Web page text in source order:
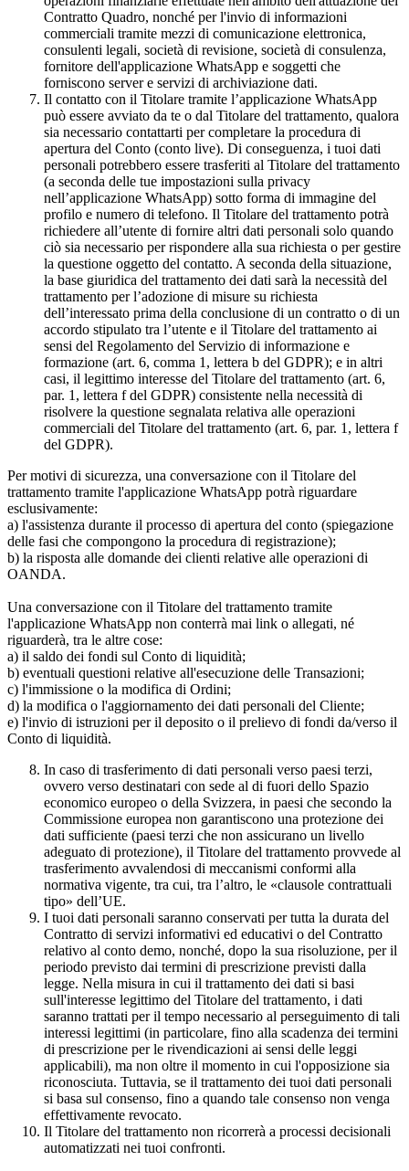
Contratto Quadro, nonché per l'invio di informazioni
commerciali tramite mezzi di comunicazione elettronica,
consulenti legali, società di revisione, società di consulenza,
fornitore dell'applicazione WhatsApp e soggetti che
forniscono server e servizi di archiviazione dati.
Il contatto con il Titolare tramite l’applicazione WhatsApp
può essere avviato da te o dal Titolare del trattamento, qualora
sia necessario contattarti per completare la procedura di
apertura del Conto (conto live). Di conseguenza, i tuoi dati
personali potrebbero essere trasferiti al Titolare del trattamento
(a seconda delle tue impostazioni sulla privacy
nell’applicazione WhatsApp) sotto forma di immagine del
profilo e numero di telefono. Il Titolare del trattamento potrà
richiedere all’utente di fornire altri dati personali solo quando
ciò sia necessario per rispondere alla sua richiesta o per gestire
la questione oggetto del contatto. A seconda della situazione,
la base giuridica del trattamento dei dati sarà la necessità del
trattamento per l’adozione di misure su richiesta
dell’interessato prima della conclusione di un contratto o di un
accordo stipulato tra l’utente e il Titolare del trattamento ai
sensi del Regolamento del Servizio di informazione e
formazione (art. 6, comma 1, lettera b del GDPR); e in altri
casi, il legittimo interesse del Titolare del trattamento (art. 6,
par. 1, lettera f del GDPR) consistente nella necessità di
risolvere la questione segnalata relativa alle operazioni
commerciali del Titolare del trattamento (art. 6, par. 1, lettera f
del GDPR).
Per motivi di sicurezza, una conversazione con il Titolare del
trattamento tramite l'applicazione WhatsApp potrà riguardare
esclusivamente:
a) l'assistenza durante il processo di apertura del conto (spiegazione
delle fasi che compongono la procedura di registrazione);
b) la risposta alle domande dei clienti relative alle operazioni di
OANDA.
Una conversazione con il Titolare del trattamento tramite
l'applicazione WhatsApp non conterrà mai link o allegati, né
riguarderà, tra le altre cose:
a) il saldo dei fondi sul Conto di liquidità;
b) eventuali questioni relative all'esecuzione delle Transazioni;
c) l'immissione o la modifica di Ordini;
d) la modifica o l'aggiornamento dei dati personali del Cliente;
e) l'invio di istruzioni per il deposito o il prelievo di fondi da/verso il
Conto di liquidità.
In caso di trasferimento di dati personali verso paesi terzi,
ovvero verso destinatari con sede al di fuori dello Spazio
economico europeo o della Svizzera, in paesi che secondo la
Commissione europea non garantiscono una protezione dei
dati sufficiente (paesi terzi che non assicurano un livello
adeguato di protezione), il Titolare del trattamento provvede al
trasferimento avvalendosi di meccanismi conformi alla
normativa vigente, tra cui, tra l’altro, le «clausole contrattuali
tipo» dell’UE.
I tuoi dati personali saranno conservati per tutta la durata del
Contratto di servizi informativi ed educativi o del Contratto
relativo al conto demo, nonché, dopo la sua risoluzione, per il
periodo previsto dai termini di prescrizione previsti dalla
legge. Nella misura in cui il trattamento dei dati si basi
sull'interesse legittimo del Titolare del trattamento, i dati
saranno trattati per il tempo necessario al perseguimento di tali
interessi legittimi (in particolare, fino alla scadenza dei termini
di prescrizione per le rivendicazioni ai sensi delle leggi
applicabili), ma non oltre il momento in cui l'opposizione sia
riconosciuta. Tuttavia, se il trattamento dei tuoi dati personali
si basa sul consenso, fino a quando tale consenso non venga
effettivamente revocato.
Il Titolare del trattamento non ricorrerà a processi decisionali
automatizzati nei tuoi confronti.